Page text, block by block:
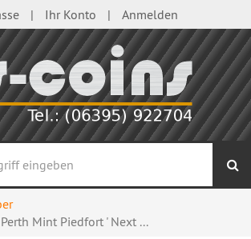
Ihr Konto Anmelden
Mint Piedfort ' Next ...